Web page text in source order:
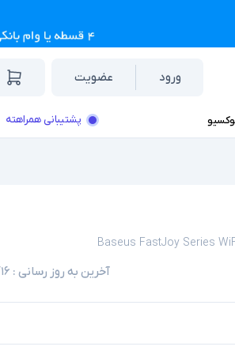
ورود عضویت
پشتیبانی همراهته
Baseus FastJoy Series
آخرین به روز رسانی :